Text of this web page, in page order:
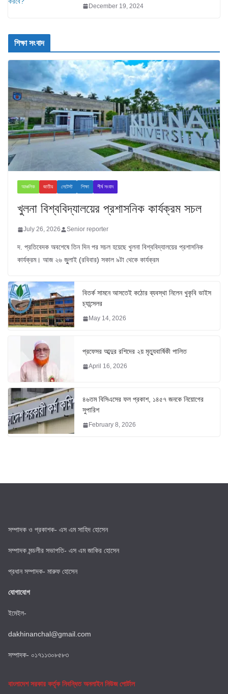
December 19, 2024
শিক্ষা সংবাদ
আঞ্চলিক জাতীয় লেটেস্ট শিক্ষা শীর্ষ সংবাদ
খুলনা বিশ্ববিদ্যালয়ের প্রশাসনিক কার্যক্রম সচল
July 26, 2026 Senior reporter
দ. প্রতিবেদক অবশেষে তিন দিন পর সচল হয়েছে খুলনা বিশ্ববিদ্যালয়ের প্রশাসনিক
কার্যক্রম। আজ ২৬ জুুলাই (রবিবার) সকাল ৯টা থেকে কার্যক্রম
বিতর্ক সামনে আসতেই কঠোর ব্যবস্থা নিলেন খুকৃবি ভাইস
চ্যান্সেলর
May 14, 2026
প্রফেসর আব্দুর রশিদের ২য় মৃত্যুবার্ষিকী পালিত
April 16, 2026
৪৬তম বিসিএসের ফল প্রকাশ, ১৪৫৭ জনকে নিয়োগের
সুপারিশ
February 8, 2026
সম্পাদক ও প্রকাশক- এস এম সাহিদ হোসেন
সম্পাদক মন্ডলীর সভাপতি- এস এম জাকির হোসেন
প্রধান সম্পাদক- মারুফ হোসেন
যোগাযোগ
ইমেইল-
dakhinanchal@gmail.com
সম্পাদক- ০১৭১১৩০৮৫৮৩
বাংলাদেশ সরকার কর্তৃক নিবন্ধিত অনলাইন নিউজ পোর্টাল